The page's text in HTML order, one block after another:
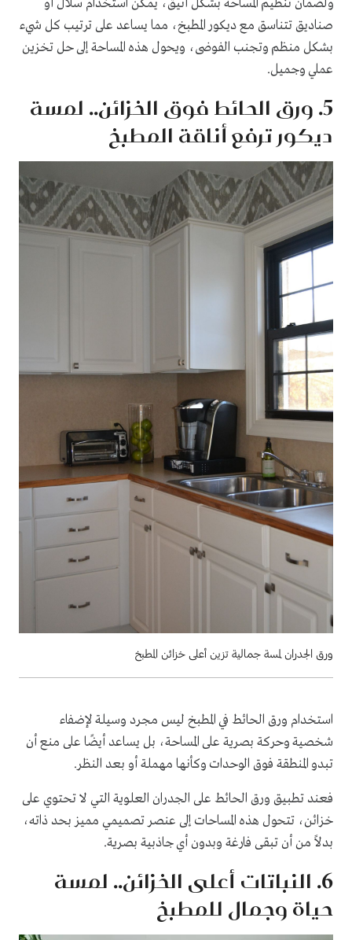
ولضمان تنظيم المساحة بشكل أنيق، يمكن استخدام سلال أو
صناديق تتناسق مع ديكور المطبخ، مما يساعد على ترتيب كل شيء
بشكل منظم وتجنب الفوضى، ويحول هذه المساحة إلى حل تخزين
عملي وجميل.
5. ورق الحائط فوق الخزائن.. لمسة
ديكور ترفع أناقة المطبخ
ورق الجدران لمسة جمالية تزين أعلى خزائن المطبخ
استخدام ورق الحائط في المطبخ ليس مجرد وسيلة لإضفاء
شخصية وحركة بصرية على المساحة، بل يساعد أيضًا على منع أن
تبدو المنطقة فوق الوحدات وكأنها مهملة أو بعد النظر.
فعند تطبيق ورق الحائط على الجدران العلوية التي لا تحتوي على
خزائن، تتحول هذه المساحات إلى عنصر تصميمي مميز بحد ذاته،
بدلاً من أن تبقى فارغة وبدون أي جاذبية بصرية.
6. النباتات أعلى الخزائن.. لمسة
حياة وجمال للمطبخ